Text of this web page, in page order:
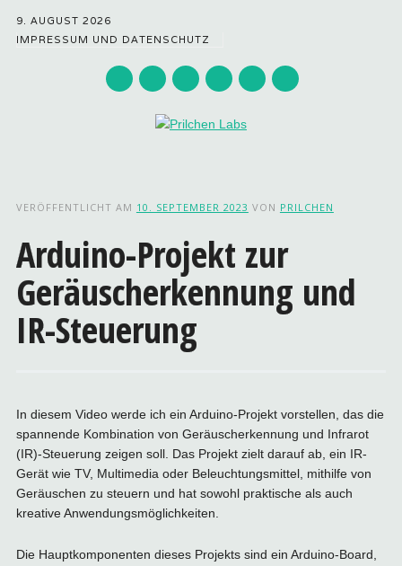
9. AUGUST 2026
IMPRESSUM UND DATENSCHUTZ
VERÖFFENTLICHT AM 10. SEPTEMBER 2023 VON PRILCHEN
Arduino-Projekt zur
Geräuscherkennung und
IR-Steuerung
In diesem Video werde ich ein Arduino-Projekt vorstellen, das die
spannende Kombination von Geräuscherkennung und Infrarot
(IR)-Steuerung zeigen soll. Das Projekt zielt darauf ab, ein IR-
Gerät wie TV, Multimedia oder Beleuchtungsmittel, mithilfe von
Geräuschen zu steuern und hat sowohl praktische als auch
kreative Anwendungsmöglichkeiten.
Die Hauptkomponenten dieses Projekts sind ein Arduino-Board,